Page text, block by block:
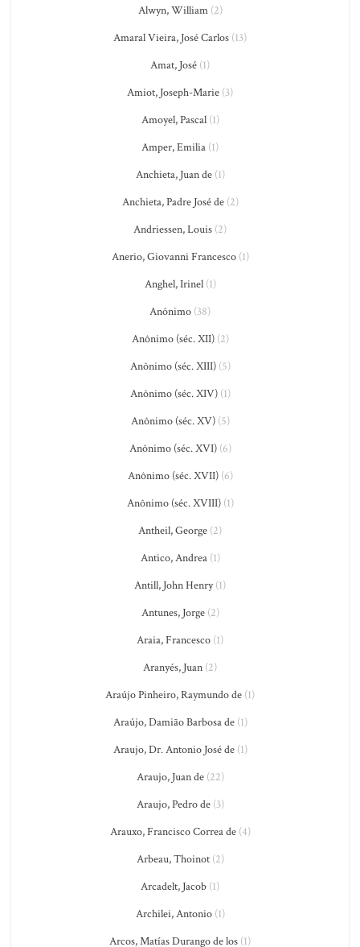
Alwyn, William(2)
Amaral Vieira, José Carlos (13)
Amat, José (1)
Amiot, Joseph-Marie (3)
Amoyel, Pascal(1)
Amper, Emilia (1)
Anchieta, Juan de(1)
Anchieta, Padre José de(2)
Andriessen, Louis (2)
Anerio, Giovanni Francesco(1)
Anghel, Irinel(1)
Anônimo (38)
Anônimo (séc. XII)(2)
Anônimo (séc. XIII)(5)
Anônimo (séc. XIV)(1)
Anônimo (séc. XV)(5)
Anônimo (séc. XVI)(6)
Anônimo (séc. XVII)(6)
Anônimo (séc. XVIII)(1)
Antheil, George (2)
Antico, Andrea(1)
Antill, John Henry(1)
Antunes, Jorge(2)
Araia, Francesco (1)
Aranyés, Juan (2)
Araújo Pinheiro, Raymundo de (1)
Araújo, Damião Barbosa de(1)
Araujo, Dr. Antonio José de(1)
Araujo, Juan de(22)
Araujo, Pedro de(3)
Arauxo, Francisco Correa de(4)
Arbeau, Thoinot(2)
Arcadelt, Jacob (1)
Archilei, Antonio(1)
Arcos, Matías Durango de los (1)